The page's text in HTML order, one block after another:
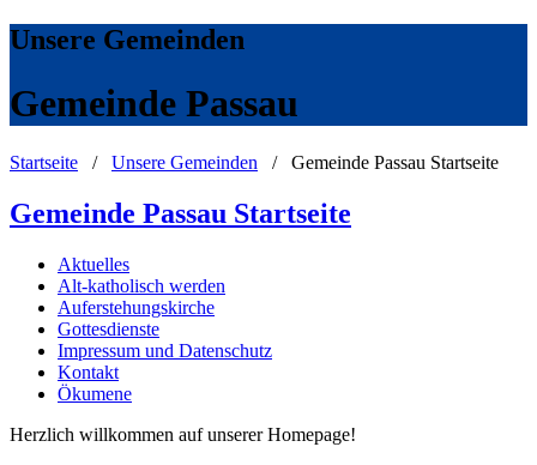
Unsere Gemeinden
Gemeinde Passau
Startseite / Unsere Gemeinden / Gemeinde Passau Startseite
Gemeinde Passau Startseite
Aktuelles
Alt-katholisch werden
Auferstehungskirche
Gottesdienste
Impressum und Datenschutz
Kontakt
Ökumene
Herzlich willkommen auf unserer Homepage!